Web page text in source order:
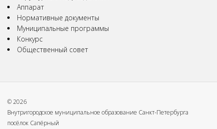
Аппарат
Нормативные документы
Муниципальные программы
Конкурс
Общественный совет
© 2026
Внутригородское муниципальное образование Санкт-Петербурга
посёлок Сапёрный